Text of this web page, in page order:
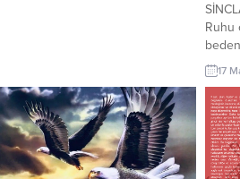
Genel Yayın Yönetmeniyim. Bana
asla...
Ruhu
nedir
arka
17